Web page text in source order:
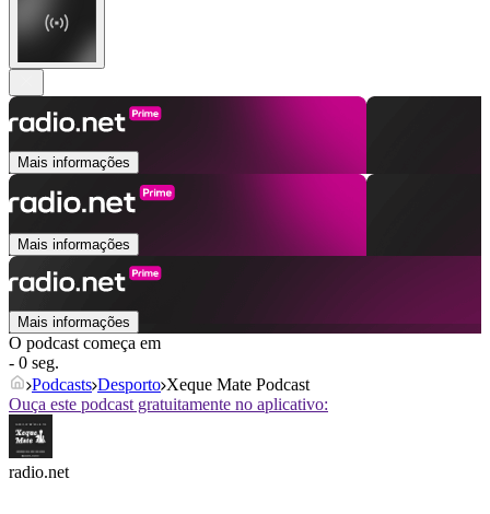
Mais informações
Mais informações
Mais informações
O podcast começa em
- 0 seg.
Podcasts Desporto Xeque Mate Podcast
Ouça este podcast gratuitamente no aplicativo:
radio.net